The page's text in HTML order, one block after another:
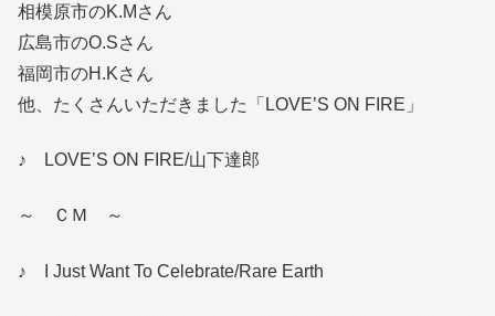
相模原市のK.Mさん
広島市のO.Sさん
福岡市のH.Kさん
他、たくさんいただきました「LOVE’S ON FIRE」
♪ LOVE’S ON FIRE/山下達郎
～ ＣＭ ～
♪ I Just Want To Celebrate/Rare Earth